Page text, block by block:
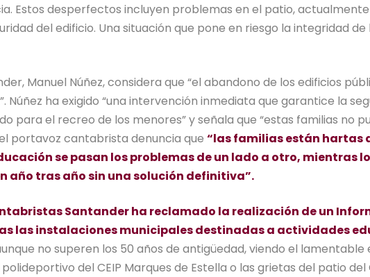
Estos desperfectos incluyen problemas en el patio,
del edificio. Una situación que pone en riesgo la integridad
Manuel Núñez, considera que “el abandono de los edificios
Núñez ha exigido “una intervención inmediata que garantice la
para el recreo de los menores” y señala que “estas familias no
portavoz cantabrista denuncia que “las familias están hartas
se pasan los problemas de un lado a otro, mientras
año tras año sin una solución definitiva”.
Santander ha reclamado la realización de un
las instalaciones municipales destinadas a actividades
no superen los 50 años de antigüedad, viendo el lamentable
del CEIP Marques de Estella o las grietas del patio del